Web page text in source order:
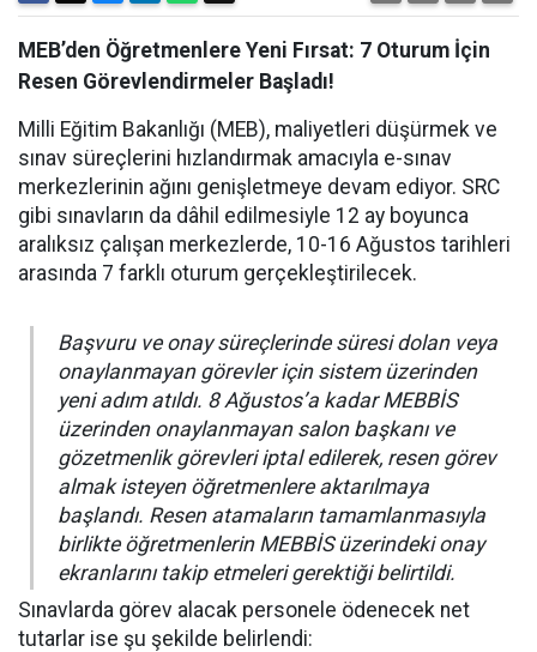
MEB’den Öğretmenlere Yeni Fırsat: 7 Oturum İçin
Resen Görevlendirmeler Başladı!
Milli Eğitim Bakanlığı (MEB), maliyetleri düşürmek ve
sınav süreçlerini hızlandırmak amacıyla e-sınav
merkezlerinin ağını genişletmeye devam ediyor. SRC
gibi sınavların da dâhil edilmesiyle 12 ay boyunca
aralıksız çalışan merkezlerde, 10-16 Ağustos tarihleri
arasında 7 farklı oturum gerçekleştirilecek.
Başvuru ve onay süreçlerinde süresi dolan veya
onaylanmayan görevler için sistem üzerinden
yeni adım atıldı. 8 Ağustos’a kadar MEBBİS
üzerinden onaylanmayan salon başkanı ve
gözetmenlik görevleri iptal edilerek, resen görev
almak isteyen öğretmenlere aktarılmaya
başlandı. Resen atamaların tamamlanmasıyla
birlikte öğretmenlerin MEBBİS üzerindeki onay
ekranlarını takip etmeleri gerektiği belirtildi.
Sınavlarda görev alacak personele ödenecek net
tutarlar ise şu şekilde belirlendi: